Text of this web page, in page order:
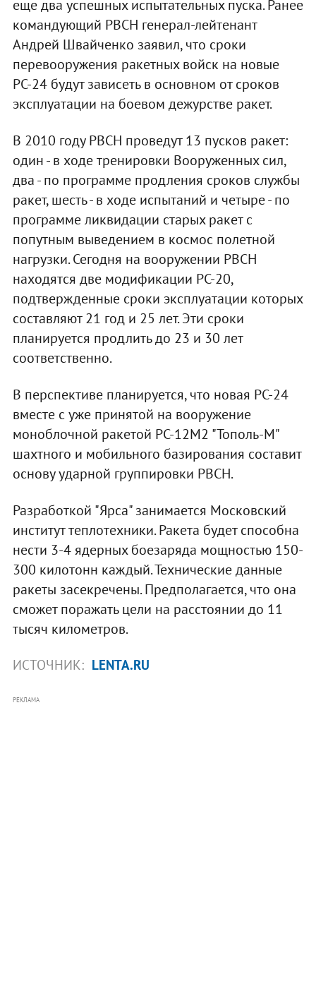
еще два успешных испытательных пуска. Ранее
командующий РВСН генерал-лейтенант
Андрей Швайченко заявил, что сроки
перевооружения ракетных войск на новые
РС-24 будут зависеть в основном от сроков
эксплуатации на боевом дежурстве ракет.
В 2010 году РВСН проведут 13 пусков ракет:
один - в ходе тренировки Вооруженных сил,
два - по программе продления сроков службы
ракет, шесть - в ходе испытаний и четыре - по
программе ликвидации старых ракет с
попутным выведением в космос полетной
нагрузки. Сегодня на вооружении РВСН
находятся две модификации РС-20,
подтвержденные сроки эксплуатации которых
составляют 21 год и 25 лет. Эти сроки
планируется продлить до 23 и 30 лет
соответственно.
В перспективе планируется, что новая РС-24
вместе с уже принятой на вооружение
моноблочной ракетой РС-12М2 "Тополь-М"
шахтного и мобильного базирования составит
основу ударной группировки РВСН.
Разработкой "Ярса" занимается Московский
институт теплотехники. Ракета будет способна
нести 3-4 ядерных боезаряда мощностью 150-
300 килотонн каждый. Технические данные
ракеты засекречены. Предполагается, что она
сможет поражать цели на расстоянии до 11
тысяч километров.
ИСТОЧНИК: LENTA.RU
РЕКЛАМА